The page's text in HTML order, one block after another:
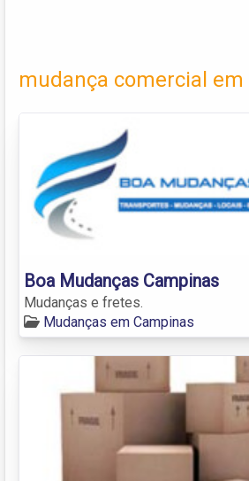
mudança comercial em
Boa Mudanças Campinas
Mudanças e fretes.
Mudanças em Campinas